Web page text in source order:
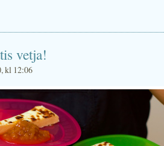
vetja!
kl 12:06